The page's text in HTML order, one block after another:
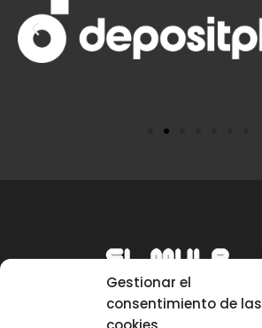
Gestionar el
consentimiento de las